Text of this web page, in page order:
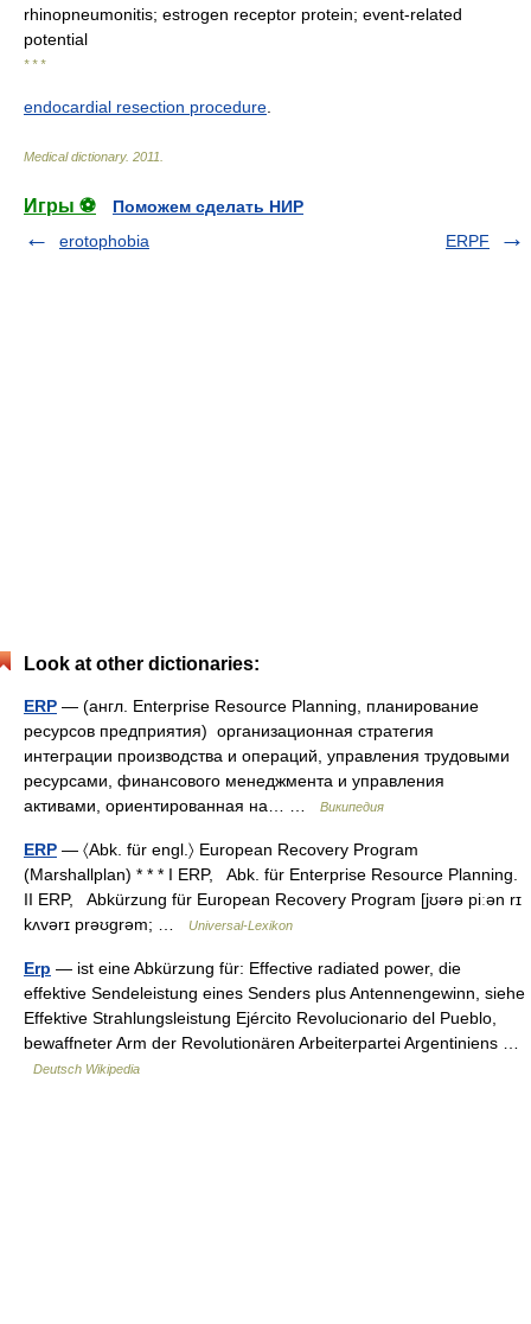
rhinopneumonitis; estrogen receptor protein; event-related
potential
* * *
endocardial resection procedure
Medical dictionary. 2011
Игры ⚽
Поможем сделать НИР
erotophobia
ERPF
Look at other dictionaries:
ERP — (англ. Enterprise Resource Planning, планирование
ресурсов предприятия) организационная стратегия
интеграции производства и операций, управления трудовыми
ресурсами, финансового менеджмента и управления
активами, ориентированная на… …
Википедия
ERP — 〈Abk. für engl.〉 European Recovery Program
(Marshallplan) * * * I ERP, Abk. für Enterprise Resource Planning.
II ERP, Abkürzung für European Recovery Program [jʊərə piːən rɪ
kʌvərɪ prəʊɡrəm; …
Universal-Lexikon
Erp — ist eine Abkürzung für: Effective radiated power, die
effektive Sendeleistung eines Senders plus Antennengewinn, siehe
Effektive Strahlungsleistung Ejército Revolucionario del Pueblo,
bewaffneter Arm der Revolutionären Arbeiterpartei Argentiniens …
Deutsch Wikipedia